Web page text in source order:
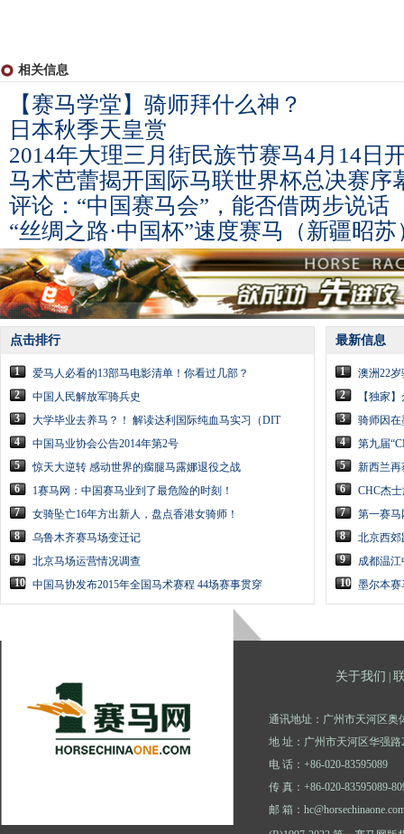
相关信息
【赛马学堂】骑师拜什么神？
日本秋季天皇赏
2014年大理三月街民族节赛马4月14日
马术芭蕾揭开国际马联世界杯总决赛序
评论：“中国赛马会”，能否借两步说话
“丝绸之路·中国杯”速度赛马（新疆昭苏
点击排行
1
爱马人必看的13部马电影清单！你看过几部？
2
中国人民解放军骑兵史
3
大学毕业去养马？！ 解读达利国际纯血马实习（DIT
4
中国马业协会公告2014年第2号
5
惊天大逆转 感动世界的瘸腿马露娜退役之战
6
1赛马网：中国赛马业到了最危险的时刻！
7
女骑坠亡16年方出新人，盘点香港女骑师！
8
乌鲁木齐赛马场变迁记
9
北京马场运营情况调查
10 中国马协发布2015年全国马术赛程 44场赛事贯穿
最新信息
1
澳洲22
2
【独家
3
骑师因在
4
第九届
5
新西兰再
6
CHC杰
7
第一赛马
8
北京西郊
9
成都温
10 墨尔本赛
关于我们
通讯地址：广州市天河区奥
地 址：广州市天河区华强路
电 话：+86-020-83595089
传 真：+86-020-83595089-
邮 箱：